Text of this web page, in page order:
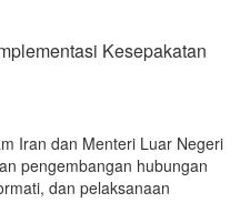
Kesepakatan
Iran dan Menteri Luar Negeri
pengembangan hubungan
dan pelaksanaan